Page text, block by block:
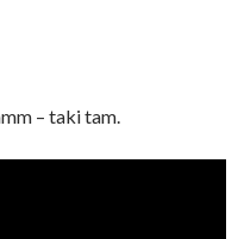
– taki tam.